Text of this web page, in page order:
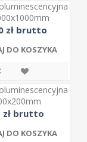
zł brutto
DO KOSZYKA
zł brutto
DO KOSZYKA